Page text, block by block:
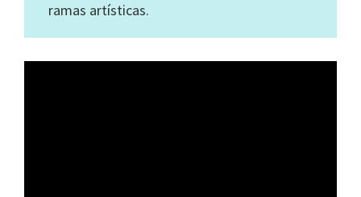
ramas artísticas.